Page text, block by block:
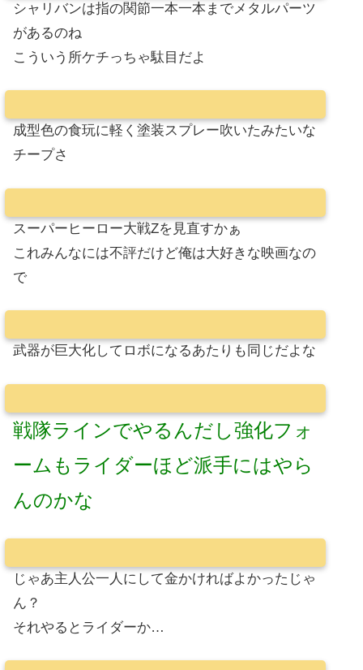
シャリバンは指の関節一本一本までメタルパーツ
があるのね
こういう所ケチっちゃ駄目だよ
成型色の食玩に軽く塗装スプレー吹いたみたいな
チープさ
スーパーヒーロー大戦Zを見直すかぁ
これみんなには不評だけど俺は大好きな映画なの
で
武器が巨大化してロボになるあたりも同じだよな
戦隊ラインでやるんだし強化フォ
ームもライダーほど派手にはやら
んのかな
じゃあ主人公一人にして金かければよかったじゃ
ん？
それやるとライダーか…